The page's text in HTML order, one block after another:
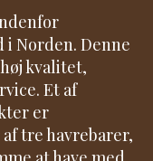
Norden. Denne
kvalitet,
Et af
er
tre havrebarer,